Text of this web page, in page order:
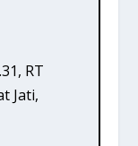
RT
Jati,